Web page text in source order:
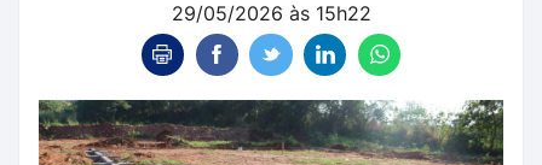
29/05/2026 às 15h22